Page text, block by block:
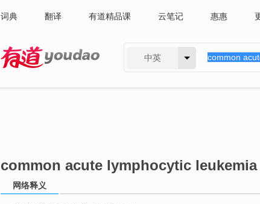
词典 翻译 有道精品课 云笔记 惠惠
中英
common acute lymphocytic
网络释义